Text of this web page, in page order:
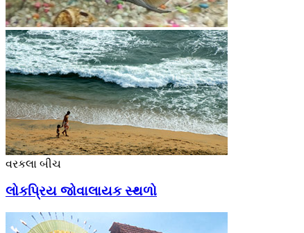
વરકલા બીચ
લોકપ્રિય જોવાલાયક સ્થળો